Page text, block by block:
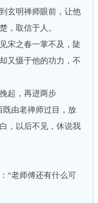
明禅师眼前，让他
，取信于人。
之春一掌不及，陡
又慑于他的功力，不
起，再进两步
既由老禅师过目，放
，以后不见，休说我
老师傅还有什么可